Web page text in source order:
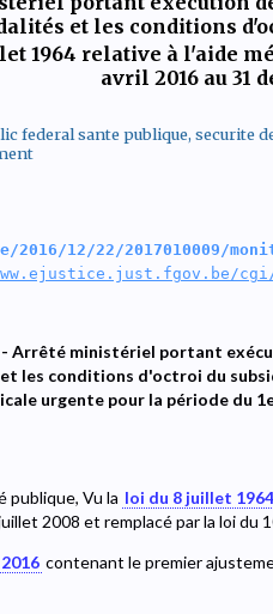
et les conditions
1964 relative à l'aide
avril 2016 au 31
federal sante publique, securite
12/22/2017010009/
- Arrêté ministériel portant
les conditions d'octroi du
urgente pour la période du
publique, Vu la loi du 8 juillet 1964
2008 et remplacé par la loi du
contenant le premier